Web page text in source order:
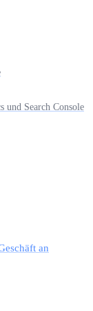
und Search Console
an